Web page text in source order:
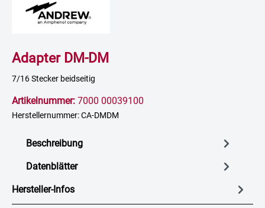
Adapter DM-DM
7/16 Stecker beidseitig
Artikelnummer: 7000 00039100
Herstellernummer: CA-DMDM
Beschreibung
Datenblätter
Hersteller-Infos